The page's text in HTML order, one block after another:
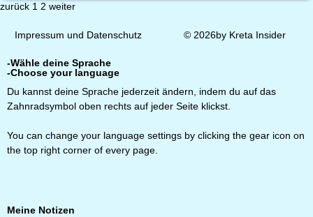
zurück 1 2 weiter
Impressum und Datenschutz © 2026by Kreta Insider
-Wähle deine Sprache
-Choose your language
Du kannst deine Sprache jederzeit ändern, indem du auf das
Zahnradsymbol oben rechts auf jeder Seite klickst.
You can change your language settings by clicking the gear icon on
the top right corner of every page.
Meine Notizen